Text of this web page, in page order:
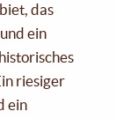
das
ein
riesiger
ein